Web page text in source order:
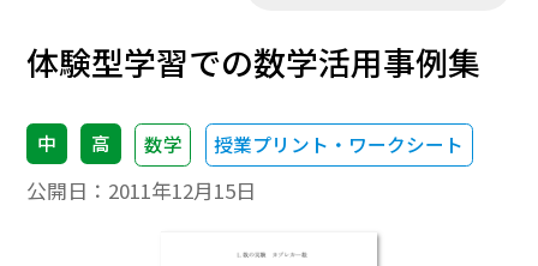
体験型学習での数学活用事例集
中 高 数学 授業プリント・ワークシート
公開日： 2011年12月15日